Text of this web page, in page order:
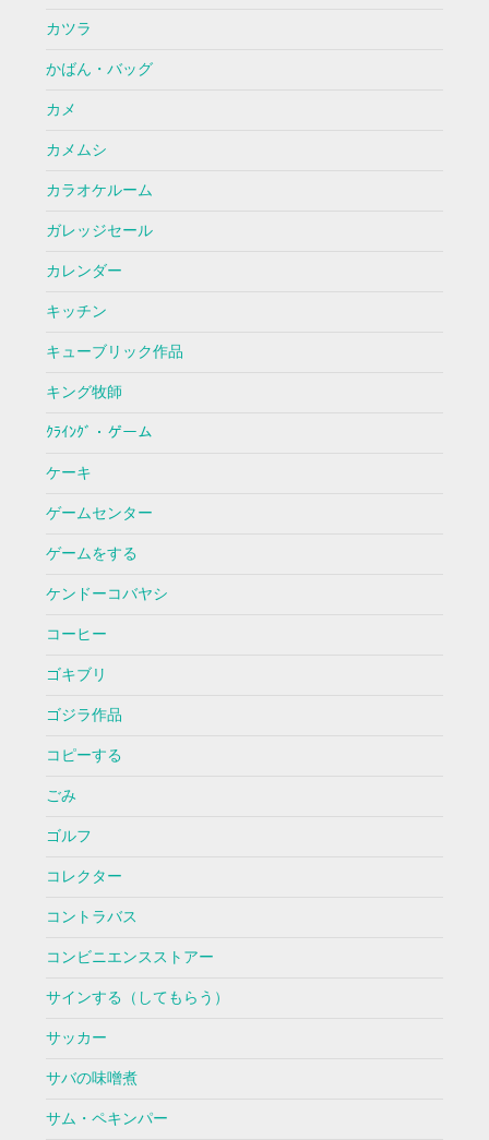
カツラ
かばん・バッグ
カメ
カメムシ
カラオケルーム
ガレッジセール
カレンダー
キッチン
キューブリック作品
キング牧師
ｸﾗｲﾝｸﾞ・ゲーム
ケーキ
ゲームセンター
ゲームをする
ケンドーコバヤシ
コーヒー
ゴキブリ
ゴジラ作品
コピーする
ごみ
ゴルフ
コレクター
コントラバス
コンビニエンスストアー
サインする（してもらう）
サッカー
サバの味噌煮
サム・ペキンパー